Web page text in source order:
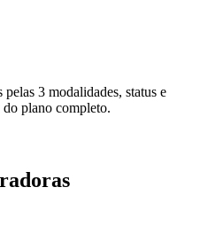
3 modalidades, status e
plano completo.